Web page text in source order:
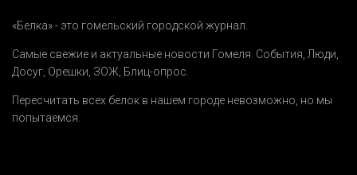
«Белка» - это гомельский городской журнал.
Самые свежие и актуальные новости Гомеля. События Люди
Досуг Орешки ЗОЖ Блиц-опрос
Пересчитать всех белок в нашем городе невозможно, но мы
попытаемся.